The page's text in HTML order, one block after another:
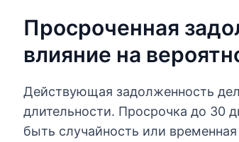
Просроченная
влияние на
Действующая задолженность
длительности. Просрочка до 30
быть случайность или